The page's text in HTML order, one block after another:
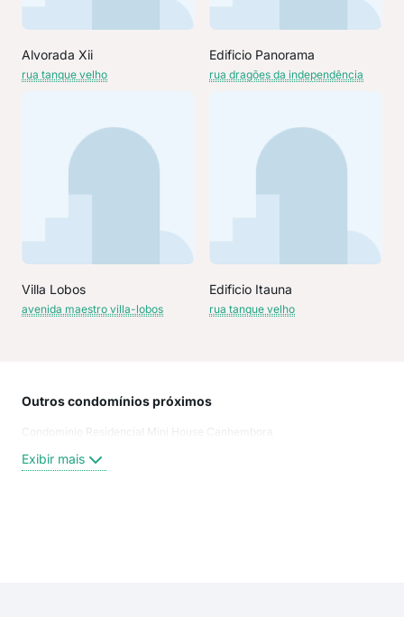
Alvorada Xii
rua tanque velho
Edificio Panorama
rua dragões da independência
Villa Lobos
avenida maestro villa-lobos
Edificio Itauna
rua tanque velho
Outros condomínios próximos
Condominio Residencial Mini House Canhembora
Exibir mais